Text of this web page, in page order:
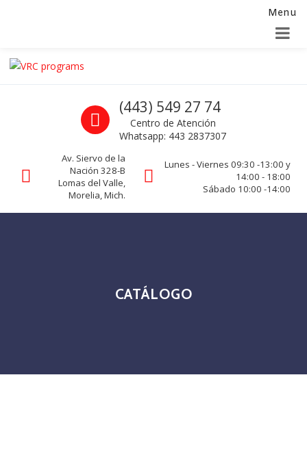
Menu
Skip to navigation
Skip to content
La seguridad de su empresa es nuestro negocio.
Call us
(443) 549 27 74
Centro de Atención
Whatsapp: 443 2837307
Av. Siervo de la
Nación 328-B
Lomas del Valle,
Morelia, Mich.
Lunes - Viernes 09:30 -13:00 y
14:00 - 18:00
Sábado 10:00 -14:00
CATÁLOGO